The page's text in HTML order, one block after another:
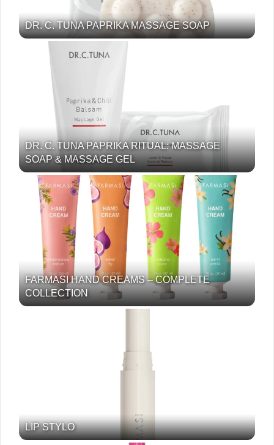
DR. C. TUNA PAPRIKA MASSAGE SOAP
DR. C. TUNA PAPRIKA RITUAL: MASSAGE
SOAP & MASSAGE GEL
FARMASI HAND CREAMS – COMPLETE
COLLECTION
LIP STYLO